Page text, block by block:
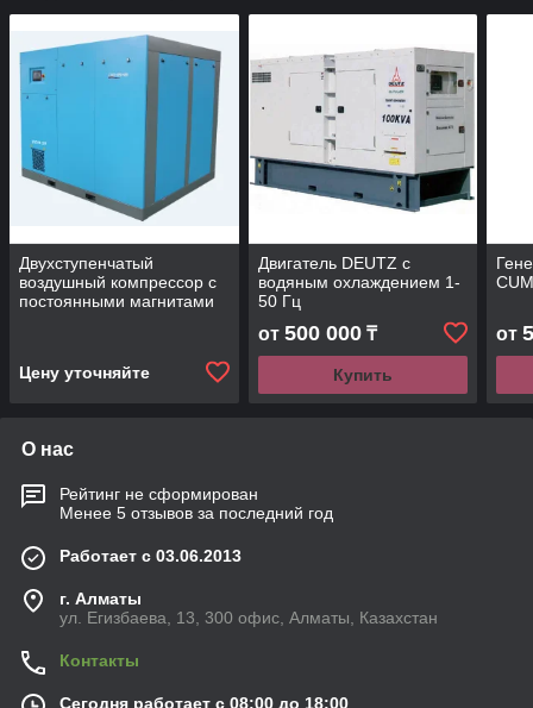
Двухступенчатый
воздушный компрессор с
постоянными магнитами
Цену уточняйте
Двигатель DEUTZ с
водяным охлаждением 1-
50 Гц
от 500 000₸
Купить
от
О нас
Рейтинг не сформирован
Менее 5 отзывов за последний год
Работает с 03.06.2013
г. Алматы
ул. Егизбаева, 13, 300 офис, Алматы, Казахстан
Контакты
Сегодня работает с 08:00 до 18:00